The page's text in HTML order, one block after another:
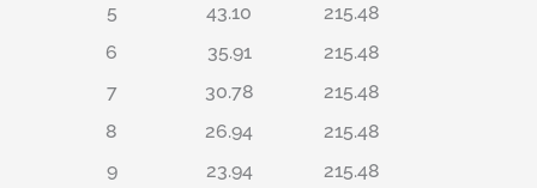
5
43.10
215.48
6
35.91
215.48
7
30.78
215.48
8
26.94
215.48
9
23.94
215.48